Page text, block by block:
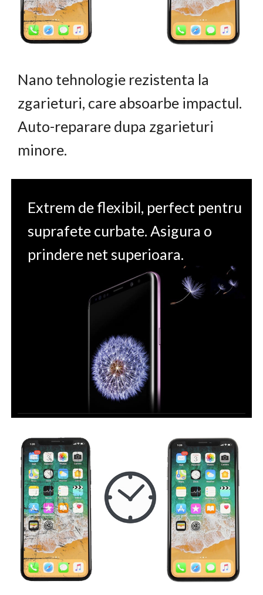
Nano tehnologie rezistenta la
zgarieturi, care absoarbe impactul.
Auto-reparare dupa zgarieturi
minore.
Extrem de flexibil, perfect pentru
suprafete curbate. Asigura o
prindere net superioara.